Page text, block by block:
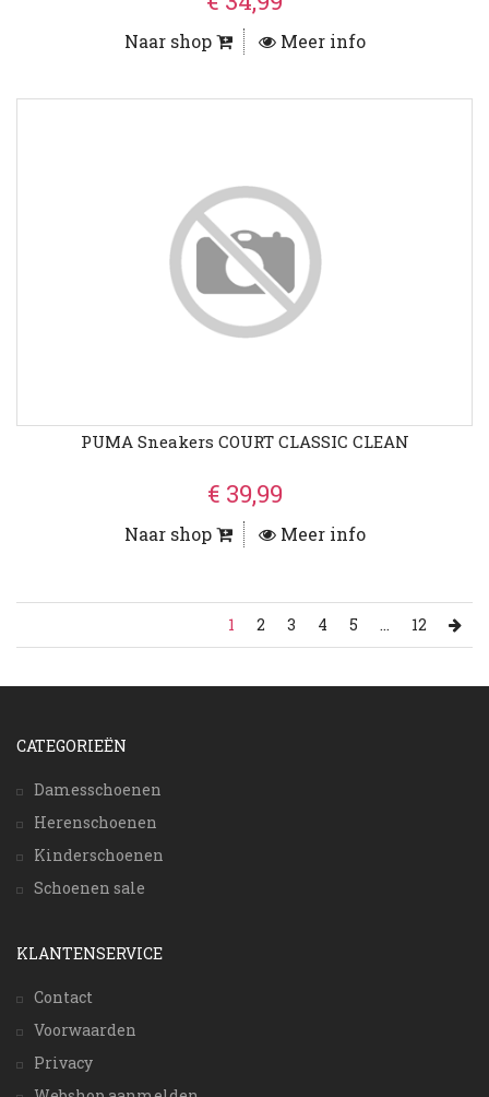
Naar shop Meer info
PUMA Sneakers COURT CLASSIC CLEAN
€ 39,99
Naar shop Meer info
1 2 3 4 5 ... 12
CATEGORIEËN
Damesschoenen
Herenschoenen
Kinderschoenen
Schoenen sale
KLANTENSERVICE
Contact
Voorwaarden
Privacy